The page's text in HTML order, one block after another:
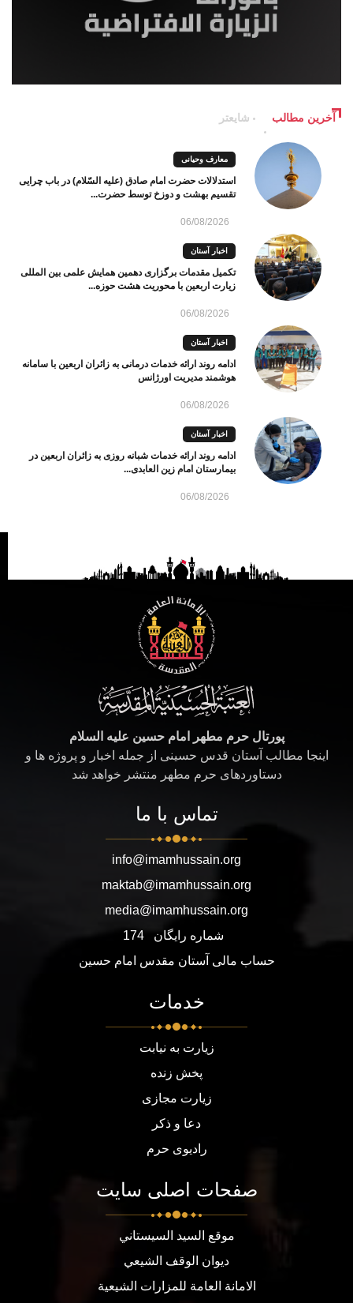
آخرین مطالب شایعتر
معارف وحیانی
استدلالات حضرت امام صادق (علیه السّلام) در باب چرایی
تقسیم بهشت و دوزخ توسط حضرت...
06/08/2026
اخبار آستان
تکمیل مقدمات برگزاری دهمین همایش علمی بین المللی
زیارت اربعین با محوریت هشت حوزه...
06/08/2026
اخبار آستان
ادامه روند ارائه خدمات درمانی به زائران اربعین با سامانه
هوشمند مدیریت اورژانس
06/08/2026
اخبار آستان
ادامه روند ارائه خدمات شبانه روزی به زائران اربعین در
بیمارستان امام زین العابدی...
06/08/2026
پورتال حرم مطهر امام حسین علیه السلام
اینجا مطالب آستان قدس حسینی از جمله اخبار و پروژه ها و
دستاوردهای حرم مطهر منتشر خواهد شد
تماس با ما
info@imamhussain.org
maktab@imamhussain.org
media@imamhussain.org
شماره رایگان
174
حساب مالی آستان مقدس امام حسین
خدمات
زیارت به نیابت
پخش زنده
زیارت مجازی
دعا و ذکر
رادیوی حرم
صفحات اصلی سایت
موقع السيد السيستاني
ديوان الوقف الشيعي
الامانة العامة للمزارات الشيعية